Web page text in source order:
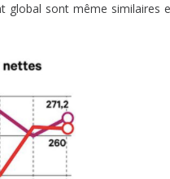
global sont même similaires